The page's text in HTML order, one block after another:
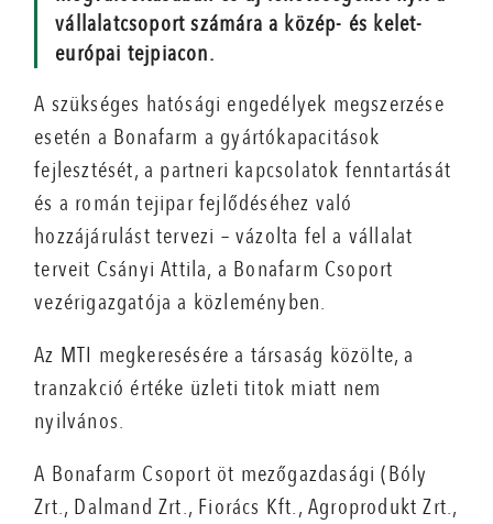
vállalatcsoport számára a közép- és kelet-
európai tejpiacon.
A szükséges hatósági engedélyek megszerzése
esetén a Bonafarm a gyártókapacitások
fejlesztését, a partneri kapcsolatok fenntartását
és a román tejipar fejlődéséhez való
hozzájárulást tervezi – vázolta fel a vállalat
terveit Csányi Attila, a Bonafarm Csoport
vezérigazgatója a közleményben.
Az MTI megkeresésére a társaság közölte, a
tranzakció értéke üzleti titok miatt nem
nyilvános.
A Bonafarm Csoport öt mezőgazdasági (Bóly
Zrt., Dalmand Zrt., Fiorács Kft., Agroprodukt Zrt.,